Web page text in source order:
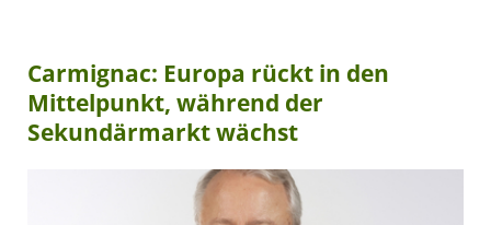
Carmignac: Europa rückt in den
Mittelpunkt, während der
Sekundärmarkt wächst